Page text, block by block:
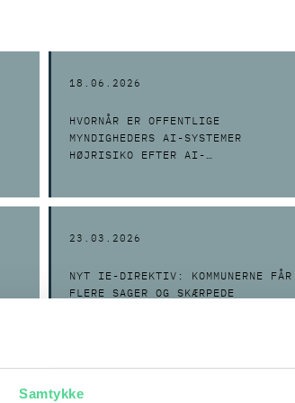
Samtykke
18.06.2026
HVORNÅR ER OFFENTLIGE
MYNDIGHEDERS AI-SYSTEMER
HØJRISIKO EFTER AI-
23.03.2026
NYT IE-DIREKTIV: KOMMUNERNE FÅR
FLERE SAGER OG SKÆRPEDE
13.11.2025